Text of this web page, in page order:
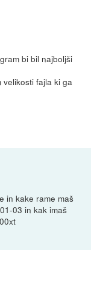
bi bil najboljši
fajla ki ga
in kake rame maš
03 in kak imaš